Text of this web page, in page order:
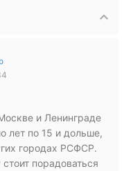
и Ленинграде
лет по 15 и дольше,
городах РСФСР.
порадоваться